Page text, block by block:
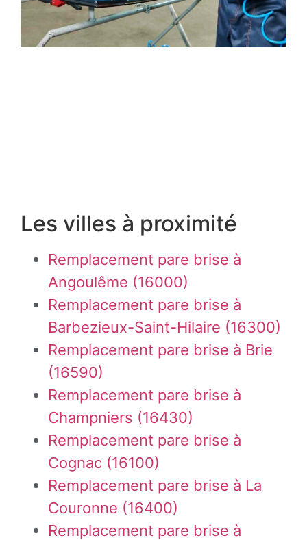
Les villes à proximité
Remplacement pare brise à
Angoulême (16000)
Remplacement pare brise à
Barbezieux-Saint-Hilaire (16300)
Remplacement pare brise à Brie
(16590)
Remplacement pare brise à
Champniers (16430)
Remplacement pare brise à
Cognac (16100)
Remplacement pare brise à La
Couronne (16400)
Remplacement pare brise à